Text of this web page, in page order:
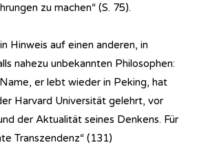
zu machen“ (S. 75).
Hinweis auf einen anderen, in
nahezu unbekannten Philosophen:
er lebt wieder in Peking, hat
Harvard Universität gelehrt, vor
der Aktualität seines Denkens. Für
Transzendenz“ (131)